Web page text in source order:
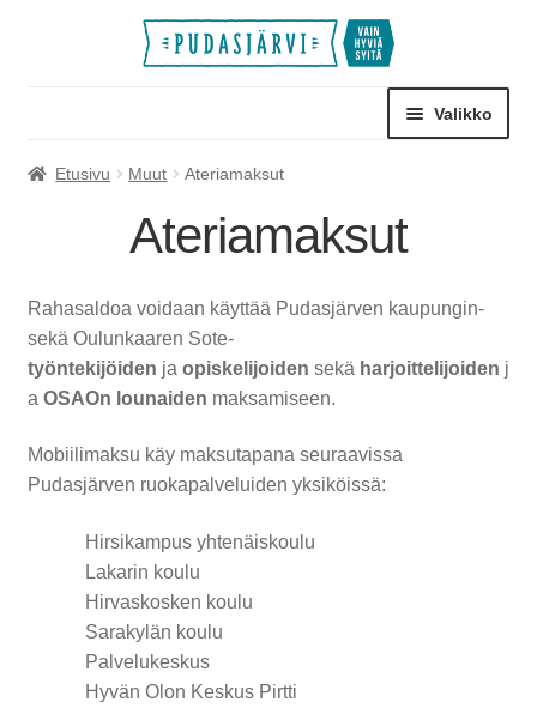
Siirry
Siirry
Valikko
Palvelumaksut
valikko
Retket ja leirit
valikko
Tilat
Etusivu Muut Ateriamaksut
Ateriamaksut
Rahasaldoa voidaan käyttää Pudasjärven kaupungin-
sekä Oulunkaaren Sote-
työntekijöiden ja opiskelijoiden sekä harjoittelijoiden j
a OSAOn lounaiden maksamiseen.
Mobiilimaksu käy maksutapana seuraavissa
Pudasjärven ruokapalveluiden yksiköissä:
Hirsikampus yhtenäiskoulu
Lakarin koulu
Hirvaskosken koulu
Sarakylän koulu
Palvelukeskus
Hyvän Olon Keskus Pirtti